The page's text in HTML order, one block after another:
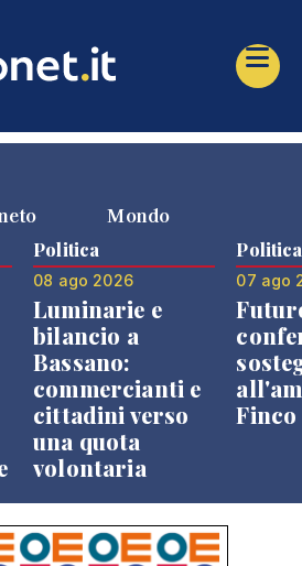
Mondo
Politica
08 ago 2026
Luminarie e
bilancio a
Bassano:
commercianti e
cittadini verso
una quota
volontaria
Politica
07 ago
Finco